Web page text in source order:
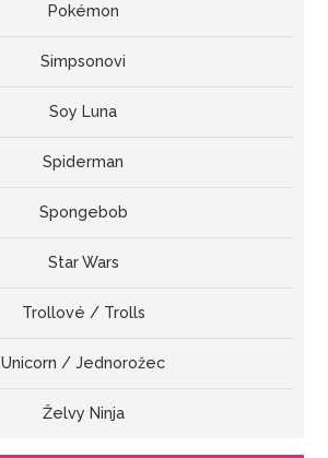
Pokémon
Simpsonovi
Soy Luna
Spiderman
Spongebob
Star Wars
Trollové / Trolls
Unicorn / Jednorožec
Želvy Ninja